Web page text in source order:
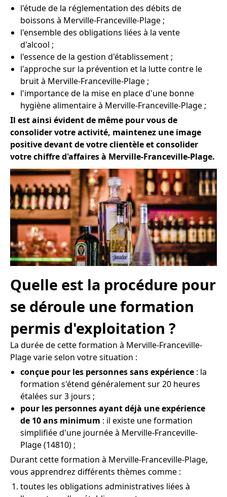
l'étude de la réglementation des débits de
boissons à Merville-Franceville-Plage ;
l'ensemble des obligations liées à la vente
d'alcool ;
l'essence de la gestion d'établissement ;
l'approche sur la prévention et la lutte contre le
bruit à Merville-Franceville-Plage ;
l'importance de la mise en place d'une bonne
hygiène alimentaire à Merville-Franceville-Plage ;
Il est ainsi évident de même pour vous de
consolider votre activité, maintenez une image
positive devant de votre clientèle et consolider
votre chiffre d'affaires à Merville-Franceville-Plage.
Quelle est la procédure pour
se déroule une formation
permis d'exploitation ?
La durée de cette formation à Merville-Franceville-
Plage varie selon votre situation :
conçue pour les personnes sans expérience : la
formation s'étend généralement sur 20 heures
étalées sur 3 jours ;
pour les personnes ayant déjà une expérience
de 10 ans minimum : il existe une formation
simplifiée d'une journée à Merville-Franceville-
Plage (14810) ;
Durant cette formation à Merville-Franceville-Plage,
vous apprendrez différents thèmes comme :
toutes les obligations administratives liées à